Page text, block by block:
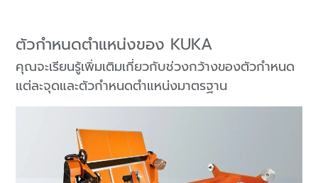
ตัวกำหนดตำแหน่งของ KUKA
คุณจะเรียนรู้เพิ่มเติมเกี่ยวกับช่วงกว้างของตัวกำหนด
แต่ละจุดและตัวกำหนดตำแหน่งมาตรฐาน